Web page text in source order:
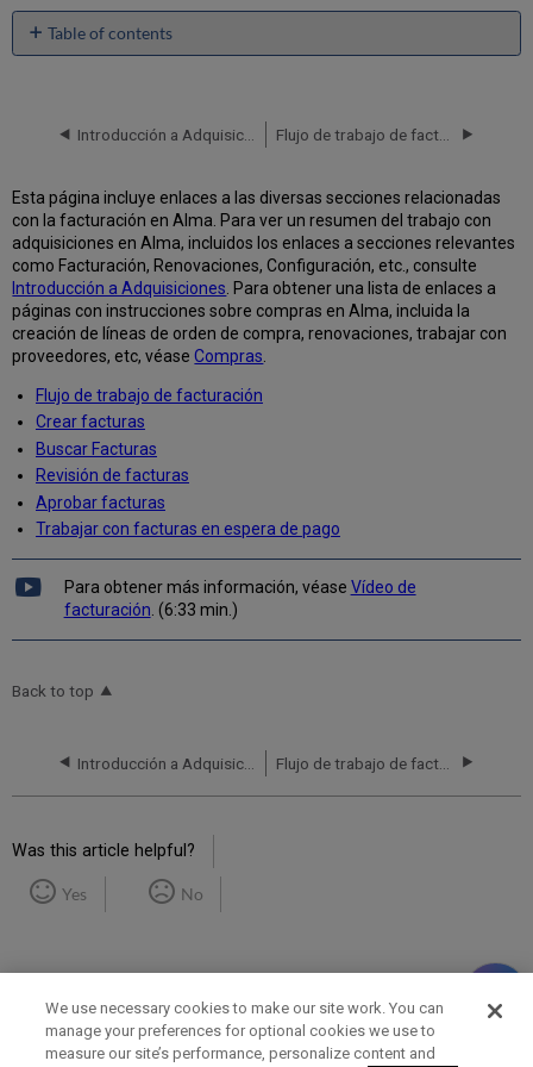
Table of contents
No
Esta página incluye enlaces a las diversas secciones relacionadas
con la facturación en Alma. Para ver un resumen del trabajo con
adquisiciones en Alma, incluidos los enlaces a secciones relevantes
como Facturación, Renovaciones, Configuración, etc., consulte
Introducción a Adquisiciones . Para obtener una lista de enlaces a
páginas con instrucciones sobre compras en Alma, incluida la
creación de líneas de orden de compra, renovaciones, trabajar con
proveedores, etc, véaseCompras
Flujo de trabajo de facturación
Crear facturas
Buscar Facturas
Revisión de facturas
Aprobar facturas
Trabajar con facturas en espera de pago
Para obtener más información, véase Vídeo de
facturación . (6:33 min.)
Back to top
Was this article helpful?
Yes No
Term of Use Privacy Policy Contact Us
We use necessary cookies to make our site work. You can
manage your preferences for optional cookies we use to
measure our site’s performance, personalize content and